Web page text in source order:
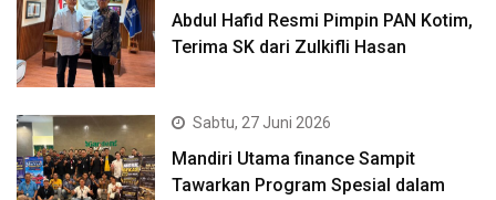
Abdul Hafid Resmi Pimpin PAN Kotim,
Terima SK dari Zulkifli Hasan
Sabtu, 27 Juni 2026
Mandiri Utama finance Sampit
Tawarkan Program Spesial dalam